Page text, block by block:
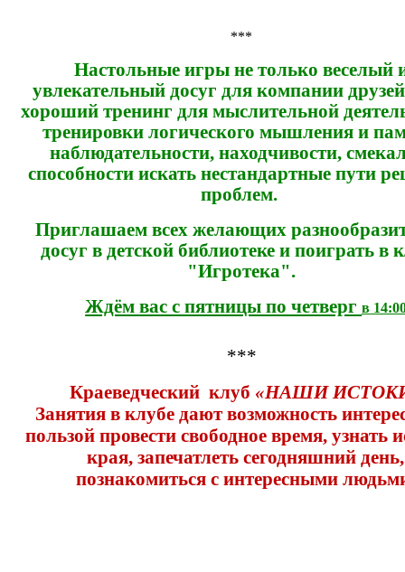
***
Настольные игры не только веселый
увлекательный досуг для компании
хороший тренинг для мыслительной
тренировки логического мышления и
наблюдательности, находчивости,
способности искать нестандартные пути
проблем.
Приглашаем всех желающих
досуг в детской библиотеке и поиграть в
"Игротека".
Ждём вас с пятницы по четвергв
***
Краеведческий клуб «НАШИ
Занятия в клубе дают возможность
пользой провести свободное время, узнать
края,запечатлеть сегодняшний день,
познакомиться с интересными